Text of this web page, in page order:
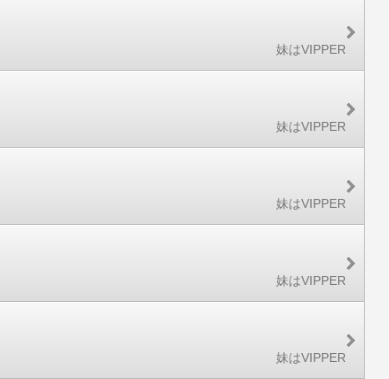
妹はVIPPER
妹はVIPPER
妹はVIPPER
妹はVIPPER
妹はVIPPER